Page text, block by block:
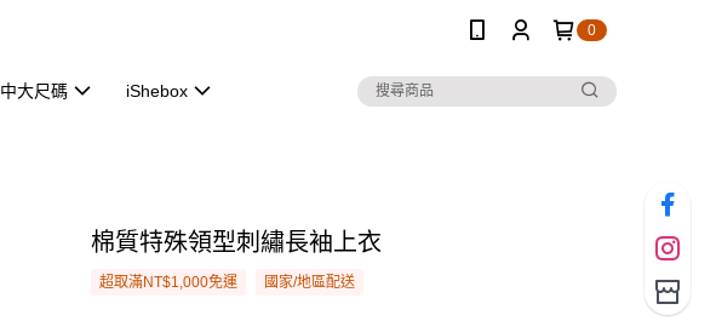
0
中大尺碼 iShebox
棉質特殊領型刺繡長袖上衣
超取滿NT$1,000免運 國家/地區配送